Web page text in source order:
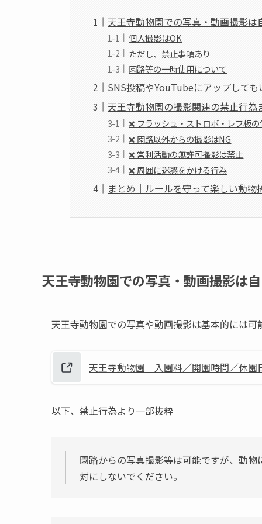
天王寺動物園での写真・動画撮影は
個人撮影はOK
ただし、禁止事項あり
園路等の一時使用について
SNS投稿やYouTubeにアップしても
天王寺動物園の撮影関連の禁止行為
❌ フラッシュ・ストロボ・レフ板
❌ 園路以外からの撮影はNG
❌ 営利活動の無許可撮影は禁止
❌ 周囲に迷惑をかける行為
まとめ｜ルールを守って楽しい動物
天王寺動物園での写真・動画撮影は
天王寺動物園での写真や動画撮影は基本的には
天王寺動物園 入園料／開園時間／休園
以下、禁止行為より一部抜粋
園路からの写真撮影等は可能ですが、動
対にしないでください。